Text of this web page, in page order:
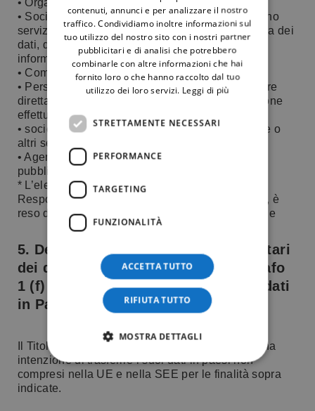
• Società ed operatori professionali che forniscono
servizi informatici, tra cui elaborazione elettronica dei
dati, di gestio-ne software, e di consulenza
informatica;
• Commercialisti;
• Persone, società o enti che vogliono comunicare
direttamente la propria gratitudine per la donazione
effettuata;
• società esterne incaricate della postalizzazione o
altri servizi di comunicazione;
• Agenzia delle Entrate ed altri enti pubblici e
pubbliche autorità.
* L’elenco completo ed aggiornato dei Titolari,
Responsabili, Destinatari (ex art. 4.9 del GDPR), è
reso disponibile presso gli uffici della Fondazione
5. Destinatari o categorie di destinatari
dei dati personali (ex art. 13 paragrafo
1 (f) del GDPR) e trasferimento dei dati
in Paesi extra UE
Il Titolare del trattamento Le comunica che non ha
intenzione di trasferire i suoi dati in paesi non
compresi nella UE e nella SEE per le finalità sopra
indicate.
contenuti, annunci e per analizzare il nostro
traffico. Condividiamo inoltre informazioni sul
tuo utilizzo del nostro sito con i nostri partner
pubblicitari e di analisi che potrebbero
combinarle con altre informazioni che hai
fornito loro o che hanno raccolto dal tuo
utilizzo dei loro servizi. Leggi di più
STRETTAMENTE NECESSARI
PERFORMANCE
TARGETING
FUNZIONALITÀ
ACCETTA TUTTO
RIFIUTA TUTTO
MOSTRA DETTAGLI